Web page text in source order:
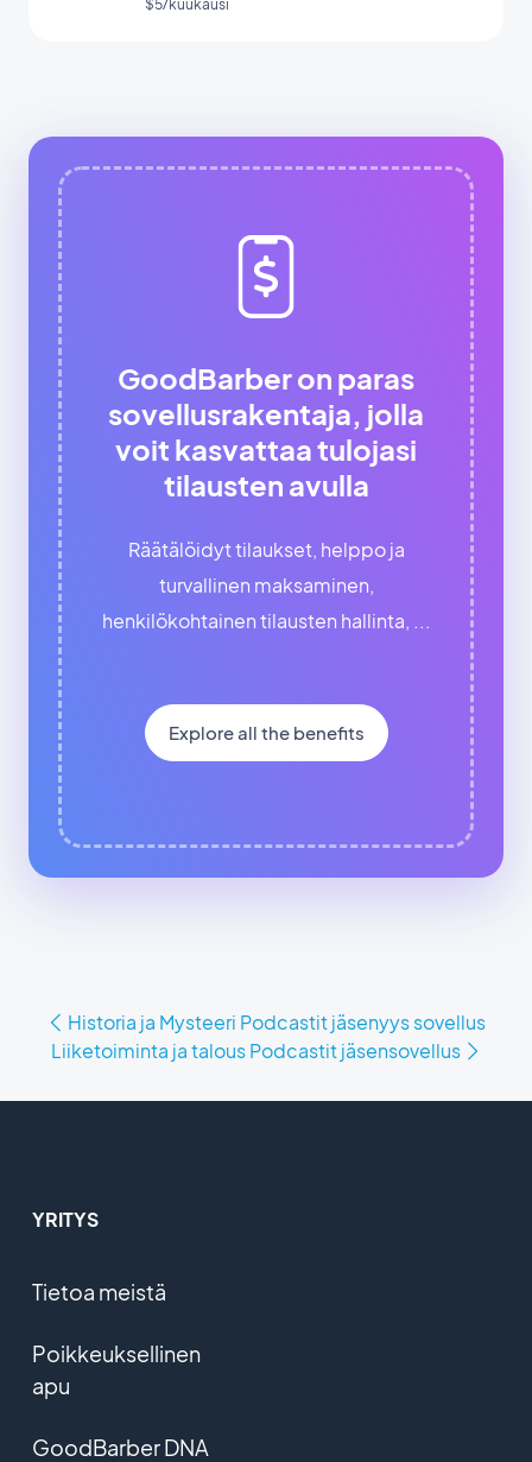
$5/kuukausi
GoodBarber on paras
sovellusrakentaja, jolla
voit kasvattaa tulojasi
tilausten avulla
Räätälöidyt tilaukset, helppo ja
turvallinen maksaminen,
henkilökohtainen tilausten hallinta, ...
Explore all the benefits
Historia ja Mysteeri Podcastit jäsenyys sovellus
Liiketoiminta ja talous Podcastit jäsensovellus
YRITYS
Tietoa meistä
Poikkeuksellinen
apu
GoodBarber DNA